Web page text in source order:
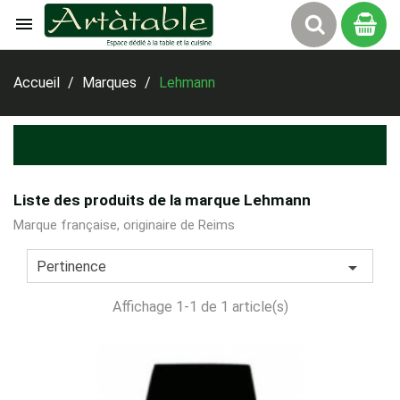

Accueil
Marques Lehmann
Liste des produits de la marque Lehmann
Marque française, originaire de Reims
Pertinence 
Affichage 1-1 de 1 article(s)